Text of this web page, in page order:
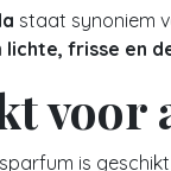
staat synoniem
lichte, frisse en
voor
is